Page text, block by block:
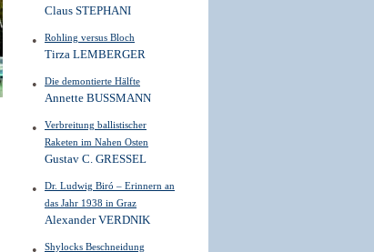
Claus STEPHANI
Rohling versus Bloch
Tirza LEMBERGER
Die demontierte Hälfte
Annette BUSSMANN
Verbreitung ballistischer
Raketen im Nahen Osten
Gustav C. GRESSEL
Dr. Ludwig Biró – Erinnern an
das Jahr 1938 in Graz
Alexander VERDNIK
Shylocks Beschneidung